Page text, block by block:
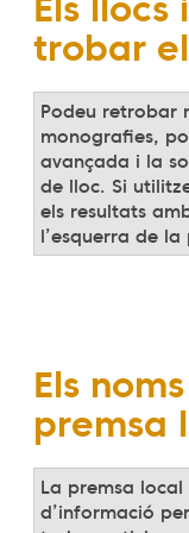
trobar
Podeu retrobar
monografies,
avançada i la
de lloc. Si
els resultats
l’esquerra de
Els
premsa
La premsa
d’informació